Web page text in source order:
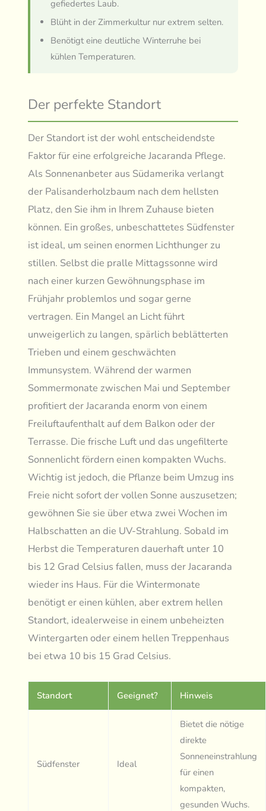
gefiedertes Laub.
Blüht in der Zimmerkultur nur extrem selten.
Benötigt eine deutliche Winterruhe bei
kühlen Temperaturen.
Der perfekte Standort
Der Standort ist der wohl entscheidendste
Faktor für eine erfolgreiche Jacaranda Pflege.
Als Sonnenanbeter aus Südamerika verlangt
der Palisanderholzbaum nach dem hellsten
Platz, den Sie ihm in Ihrem Zuhause bieten
können. Ein großes, unbeschattetes Südfenster
ist ideal, um seinen enormen Lichthunger zu
stillen. Selbst die pralle Mittagssonne wird
nach einer kurzen Gewöhnungsphase im
Frühjahr problemlos und sogar gerne
vertragen. Ein Mangel an Licht führt
unweigerlich zu langen, spärlich beblätterten
Trieben und einem geschwächten
Immunsystem. Während der warmen
Sommermonate zwischen Mai und September
profitiert der Jacaranda enorm von einem
Freiluftaufenthalt auf dem Balkon oder der
Terrasse. Die frische Luft und das ungefilterte
Sonnenlicht fördern einen kompakten Wuchs.
Wichtig ist jedoch, die Pflanze beim Umzug ins
Freie nicht sofort der vollen Sonne auszusetzen;
gewöhnen Sie sie über etwa zwei Wochen im
Halbschatten an die UV-Strahlung. Sobald im
Herbst die Temperaturen dauerhaft unter 10
bis 12 Grad Celsius fallen, muss der Jacaranda
wieder ins Haus. Für die Wintermonate
benötigt er einen kühlen, aber extrem hellen
Standort, idealerweise in einem unbeheizten
Wintergarten oder einem hellen Treppenhaus
bei etwa 10 bis 15 Grad Celsius.
Standort Geeignet? Hinweis
Südfenster Ideal
Bietet die nötige
direkte
Sonneneinstrahlung
für einen
kompakten,
gesunden Wuchs.